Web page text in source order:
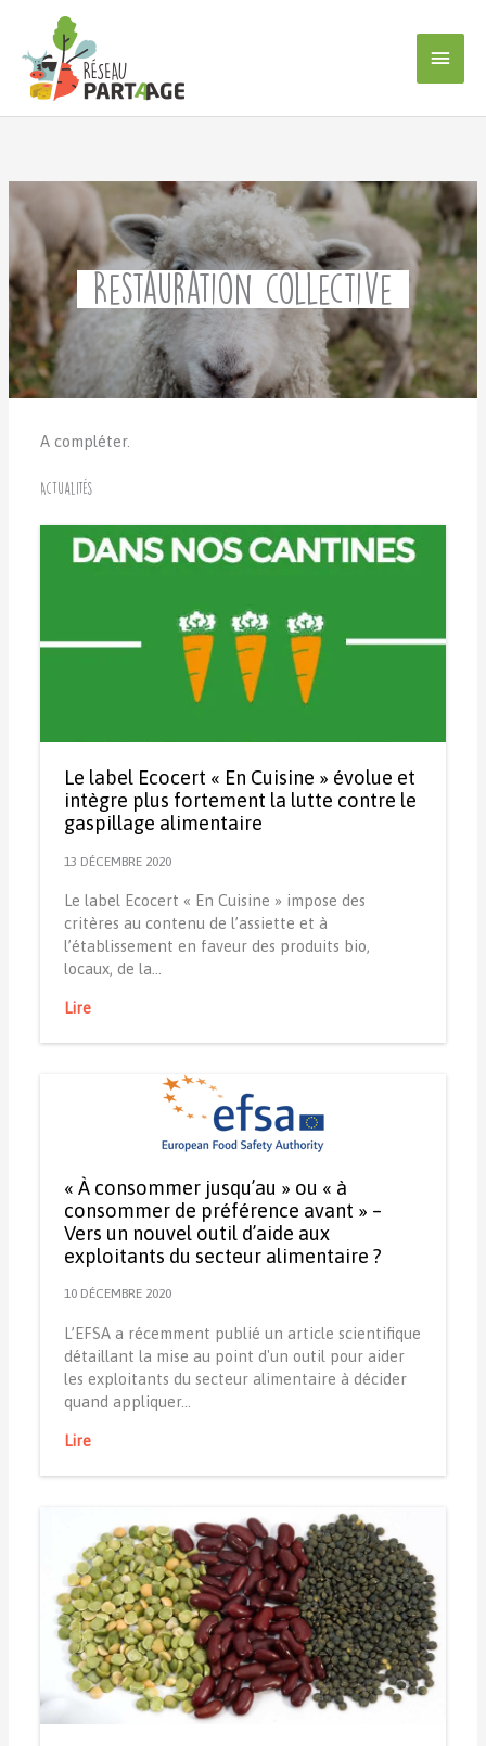
contenu
Restauration collective
A compléter.
Actualités
Le label Ecocert « En Cuisine » évolue et
intègre plus fortement la lutte contre le
gaspillage alimentaire
13 DÉCEMBRE 2020
Le label Ecocert « En Cuisine » impose des
critères au contenu de l’assiette et à
l’établissement en faveur des produits bio,
locaux, de la…
Lire
« À consommer jusqu’au » ou « à
consommer de préférence avant » –
Vers un nouvel outil d’aide aux
exploitants du secteur alimentaire ?
10 DÉCEMBRE 2020
L’EFSA a récemment publié un article scientifique
détaillant la mise au point d'un outil pour aider
les exploitants du secteur alimentaire à décider
quand appliquer…
Lire